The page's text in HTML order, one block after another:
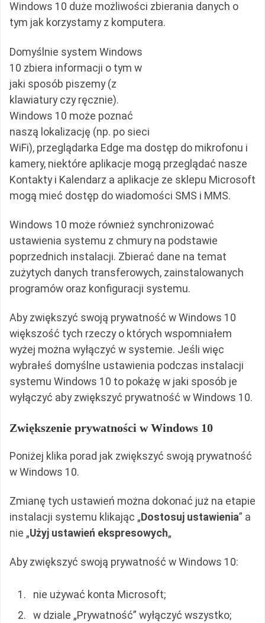
Windows 10 duże możliwości zbierania danych o
tym jak korzystamy z komputera.
Domyślnie system Windows
10 zbiera informacji o tym w
jaki sposób piszemy (z
klawiatury czy ręcznie).
Windows 10 może poznać
naszą lokalizację (np. po sieci
WiFi), przeglądarka Edge ma dostęp do mikrofonu i
kamery, niektóre aplikacje mogą przeglądać nasze
Kontakty i Kalendarz a aplikacje ze sklepu Microsoft
mogą mieć dostęp do wiadomości SMS i MMS.
Windows 10 może również synchronizować
ustawienia systemu z chmury na podstawie
poprzednich instalacji. Zbierać dane na temat
zużytych danych transferowych, zainstalowanych
programów oraz konfiguracji systemu.
Aby zwiększyć swoją prywatność w Windows 10
większość tych rzeczy o których wspomniałem
wyżej można wyłączyć w systemie. Jeśli więc
wybrałeś domyślne ustawienia podczas instalacji
systemu Windows 10 to pokażę w jaki sposób je
wyłączyć aby zwiększyć prywatność w Windows 10.
Zwiększenie prywatności w Windows 10
Poniżej klika porad jak zwiększyć swoją prywatność
w Windows 10.
Zmianę tych ustawień można dokonać już na etapie
instalacji systemu klikając „ Dostosuj ustawienia” a
nie „Użyj ustawień ekspresowych„
Aby zwiększyć swoją prywatność w Windows 10:
nie używać konta Microsoft;
w dziale „Prywatność” wyłączyć wszystko;